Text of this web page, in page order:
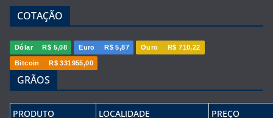
COTAÇÃO
Dólar R$ 5,08 Euro R$ 5,87 Ouro R$ 710,22
Bitcoin R$ 331955,00
GRÃOS
PRODUTO LOCALIDADE
PREÇO